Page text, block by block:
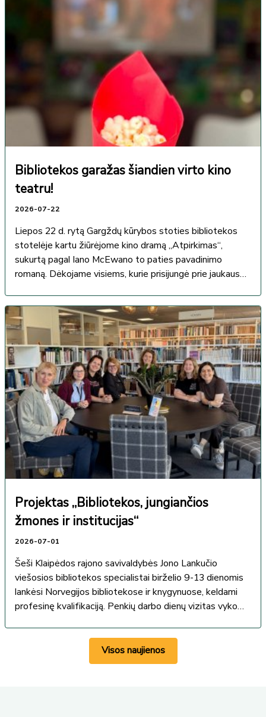
Bibliotekos garažas šiandien virto kino
teatru!
2026-07-22
Liepos 22 d. rytą Gargždų kūrybos stoties bibliotekos
stotelėje kartu žiūrėjome kino dramą „Atpirkimas“,
sukurtą pagal Iano McEwano to paties pavadinimo
romaną. Dėkojame visiems, kurie prisijungė prie jaukaus
Projektas „Bibliotekos, jungiančios
žmones ir institucijas“
2026-07-01
Šeši Klaipėdos rajono savivaldybės Jono Lankučio
viešosios bibliotekos specialistai birželio 9-13 dienomis
lankėsi Norvegijos bibliotekose ir knygynuose, keldami
profesinę kvalifikaciją. Penkių darbo dienų vizitas vyko
Visos naujienos